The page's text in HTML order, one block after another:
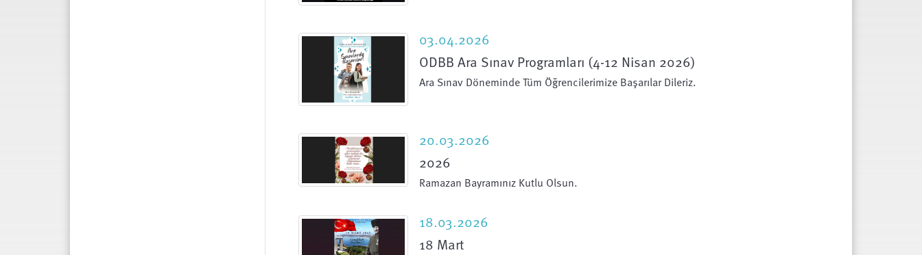
03.04.2026
ODBB Ara Sınav Programları (4-12 Nisan 2026)
Ara Sınav Döneminde Tüm Öğrencilerimize Başarılar Dileriz.
20.03.2026
2026
Ramazan Bayramınız Kutlu Olsun.
18.03.2026
18 Mart